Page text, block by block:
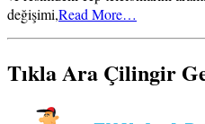
değişimi,Read More…
Tıkla Ara Çilingir